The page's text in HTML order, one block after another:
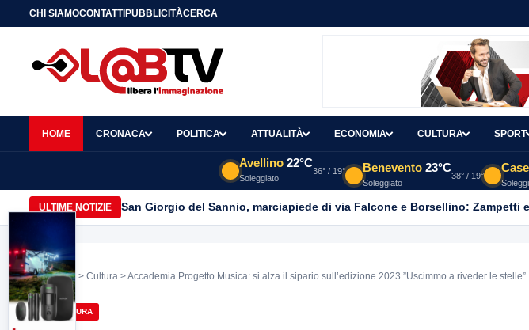
CHI SIAMOCONTATTIPUBBLICITÀCERCA
HOME CRONACA POLITICA ATTUALITÀ ECONOMIA CULTURA SPORT
Avellino 22°C
Soleggiato
36° / 19° Benevento 23°C
Soleggiato
38° / 19°
ULTIME NOTIZIE San Giorgio del Sannio, marciapiede di via Falcone e Borsellino: Zampetti
Home > Cultura > Accademia Progetto Musica: si alza il sipario sull’edizione 2023 ”Uscimmo a riveder le stelle”
CULTURA